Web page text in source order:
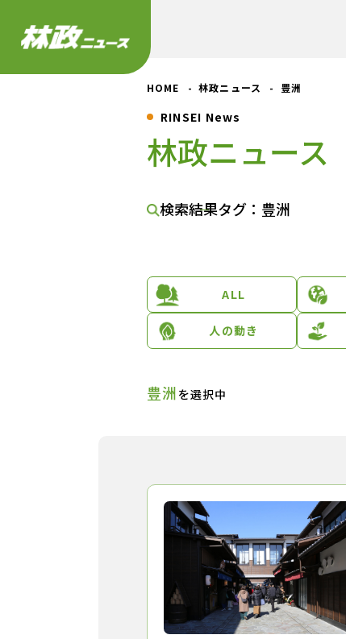
HOME 林政ニュース 豊洲
RINSEI News
林政ニュース
検索結果タグ：豊洲
ALL
人の動き
豊洲 を選択中